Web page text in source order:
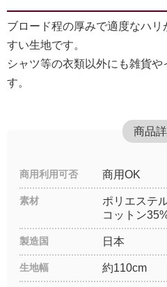
ブロード程の厚みで適度なハ
すい生地です。
シャツ等の衣類以外にも雑貨
す。
商品
商用利用可否 商用OK
素材
ポリエステ
コットン
製造国 日本
生地幅 約110cm